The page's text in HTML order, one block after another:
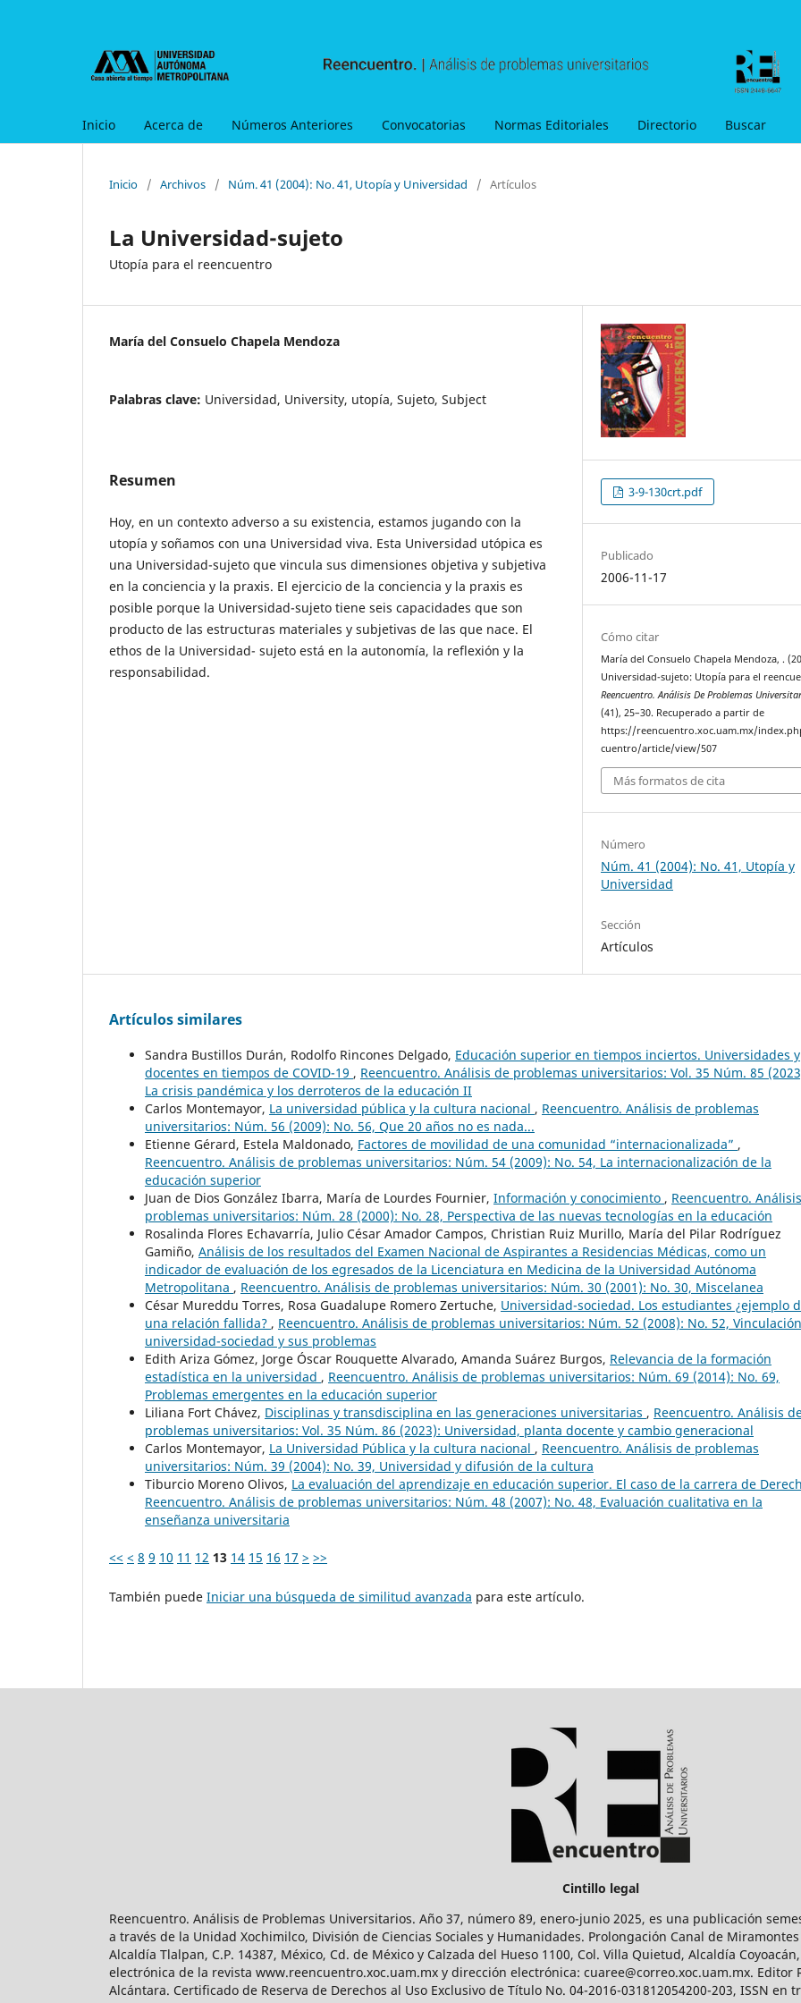
Inicio Acerca de Números Anteriores Convocatorias Normas Editoriales Directorio Buscar
Inicio / Archivos / Núm. 41 (2004): No. 41, Utopía y Universidad / Artículos
La Universidad-sujeto
Utopía para el reencuentro
María del Consuelo Chapela Mendoza
Palabras clave: Universidad, University, utopía, Sujeto, Subject
Resumen
Hoy, en un contexto adverso a su existencia, estamos jugando con la
utopía y soñamos con una Universidad viva. Esta Universidad utópica es
una Universidad-sujeto que vincula sus dimensiones objetiva y subjetiva
en la conciencia y la praxis. El ejercicio de la conciencia y la praxis es
posible porque la Universidad-sujeto tiene seis capacidades que son
producto de las estructuras materiales y subjetivas de las que nace. El
ethos de la Universidad- sujeto está en la autonomía, la reflexión y la
responsabilidad.
3-9-130crt.pdf
Publicado
2006-11-17
Cómo citar
María del Consuelo Chapela Mendoza, .
Universidad-sujeto: Utopía para el
Reencuentro. Análisis De Problemas
(41), 25–30. Recuperado a partir de
https://reencuentro.xoc.uam.mx/
cuentro/article/view/507
Más formatos de cita
Número
Núm. 41 (2004): No. 41, Utopía y
Universidad
Sección
Artículos
Artículos similares
Sandra Bustillos Durán, Rodolfo Rincones Delgado, Educación superior en tiempos inciertos. Universidades y
docentes en tiempos de COVID-19 , Reencuentro. Análisis de problemas universitarios: Vol. 35 Núm. 85
La crisis pandémica y los derroteros de la educación II
Carlos Montemayor, La universidad pública y la cultura nacional , Reencuentro. Análisis de problemas
universitarios: Núm. 56 (2009): No. 56, Que 20 años no es nada...
Etienne Gérard, Estela Maldonado, Factores de movilidad de una comunidad “internacionalizada” ,
Reencuentro. Análisis de problemas universitarios: Núm. 54 (2009): No. 54, La internacionalización de la
educación superior
Juan de Dios González Ibarra, María de Lourdes Fournier, Información y conocimiento , Reencuentro.
problemas universitarios: Núm. 28 (2000): No. 28, Perspectiva de las nuevas tecnologías en la educación
Rosalinda Flores Echavarría, Julio César Amador Campos, Christian Ruiz Murillo, María del Pilar Rodríguez
Gamiño, Análisis de los resultados del Examen Nacional de Aspirantes a Residencias Médicas, como un
indicador de evaluación de los egresados de la Licenciatura en Medicina de la Universidad Autónoma
Metropolitana , Reencuentro. Análisis de problemas universitarios: Núm. 30 (2001): No. 30, Miscelanea
César Mureddu Torres, Rosa Guadalupe Romero Zertuche, Universidad-sociedad. Los estudiantes ¿ejemplo
una relación fallida? , Reencuentro. Análisis de problemas universitarios: Núm. 52 (2008): No. 52, Vinculación
universidad-sociedad y sus problemas
Edith Ariza Gómez, Jorge Óscar Rouquette Alvarado, Amanda Suárez Burgos, Relevancia de la formación
estadística en la universidad , Reencuentro. Análisis de problemas universitarios: Núm. 69 (2014): No. 69,
Problemas emergentes en la educación superior
Liliana Fort Chávez, Disciplinas y transdisciplina en las generaciones universitarias , Reencuentro. Análisis
problemas universitarios: Vol. 35 Núm. 86 (2023): Universidad, planta docente y cambio generacional
Carlos Montemayor, La Universidad Pública y la cultura nacional , Reencuentro. Análisis de problemas
universitarios: Núm. 39 (2004): No. 39, Universidad y difusión de la cultura
Tiburcio Moreno Olivos, La evaluación del aprendizaje en educación superior. El caso de la carrera de
Reencuentro. Análisis de problemas universitarios: Núm. 48 (2007): No. 48, Evaluación cualitativa en la
enseñanza universitaria
<< < 8 9 10 11 12 13 14 15 16 17 > >>
También puede Iniciar una búsqueda de similitud avanzada para este artículo.
Cintillo legal
Reencuentro. Análisis de Problemas Universitarios. Año 37, número 89, enero-junio 2025, es una publicación
a través de la Unidad Xochimilco, División de Ciencias Sociales y Humanidades. Prolongación Canal de Miramontes
Alcaldía Tlalpan, C.P. 14387, México, Cd. de México y Calzada del Hueso 1100, Col. Villa Quietud, Alcaldía
electrónica de la revista www.reencuentro.xoc.uam.mx y dirección electrónica: cuaree@correo.xoc.uam.mx. Editor
Alcántara. Certificado de Reserva de Derechos al Uso Exclusivo de Título No. 04-2016-031812054200-203, ISSN